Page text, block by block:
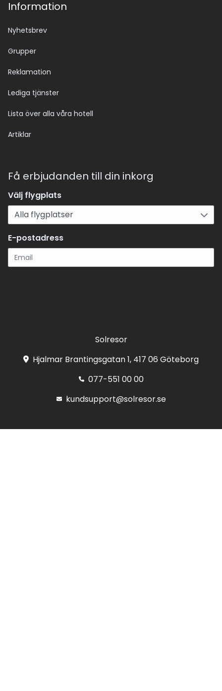
Information
Nyhetsbrev
Grupper
Reklamation
Lediga tjänster
Lista över alla våra hotell
Artiklar
Få erbjudanden till din inkorg
Välj flygplats
E-postadress
Solresor
Hjalmar Brantingsgatan 1, 417 06 Göteborg
077-551 00 00
kundsupport@solresor.se